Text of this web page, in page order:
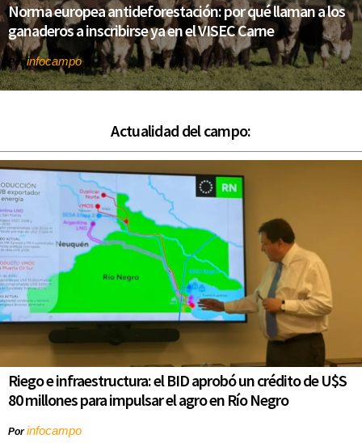
Norma europea antideforestación: por qué llaman a los
ganaderos a inscribirse ya en el VISEC Carne
Porinfocampo
Actualidad del campo:
Riego e infraestructura: el BID aprobó un crédito de U$S
80 millones para impulsar el agro en Río Negro
Porinfocampo